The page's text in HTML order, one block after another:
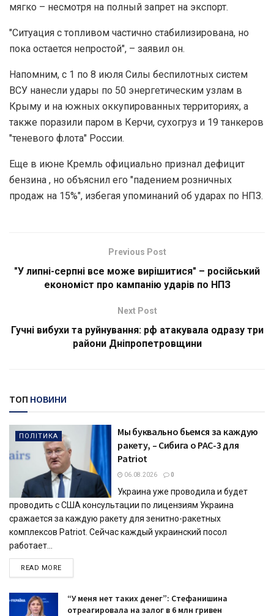
мягко – несмотря на полный запрет на экспорт.
"Ситуация с топливом частично стабилизирована, но
пока остается непростой", – заявил он.
Напомним, с 1 по 8 июля Силы беспилотных систем
ВСУ нанесли удары по 50 энергетическим узлам в
Крыму и на южных оккупированных территориях, а
также поразили паром в Керчи, сухогруз и 19 танкеров
"теневого флота" России.
Еще в июне Кремль официально признал дефицит
бензина , но объяснил его "падением розничных
продаж на 15%", избегая упоминаний об ударах по НПЗ.
Previous Post
"У липні-серпні все може вирішитися" – російський
економіст про кампанію ударів по НПЗ
Next Post
Гучні вибухи та руйнування: рф атакувала одразу три
райони Дніпропетровщини
ТОП НОВИНИ
ПОЛІТИКА
Мы буквально бьемся за каждую
ракету, – Сибига о PAC-3 для
Patriot
06.08.2026 0
Украина уже проводила и будет
проводить с США консультации по лицензиям Украина
сражается за каждую ракету для зенитно-ракетных
комплексов Patriot. Сейчас каждый украинский посол
работает...
READ MOREDETAILS
“У меня нет таких денег”: Стефанишина
отреагировала на залог в 6 млн гривен